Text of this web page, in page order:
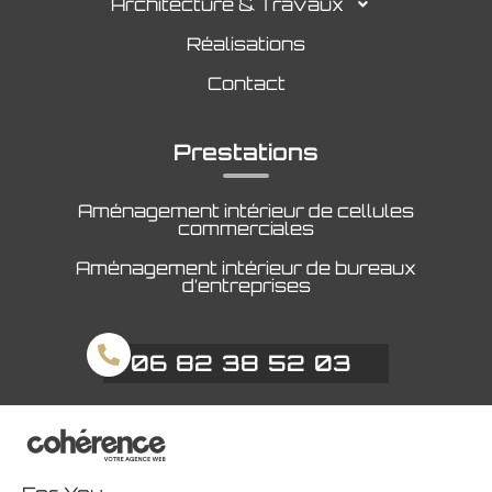
Réalisations
Contact
Prestations
Aménagement intérieur de cellules
commerciales
Aménagement intérieur de bureaux
d’entreprises
06 82 38 52 03